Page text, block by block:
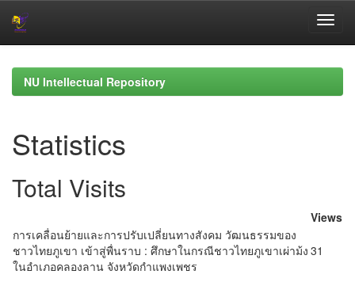
navigationNU Intellectual Repository
Statistics
Total Visits
Views
การเคลื่อนย้ายและการปรับเปลี่ยนทางสังคม วัฒนธรรมของ
ชาวไทยภูเขา เข้าสู่พื่นราบ : ศึกษาในกรณีชาวไทยภูเขาเผ่าม้ง
ในอำเภอคลองลาน จังหวัดกำแพงเพชร
31